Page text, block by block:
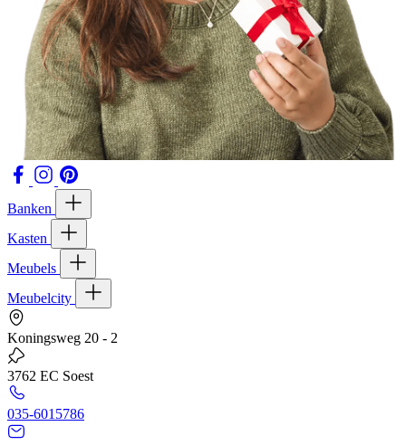
Banken
Kasten
Meubels
Meubelcity
Koningsweg 20 - 2
3762 EC Soest
035-6015786